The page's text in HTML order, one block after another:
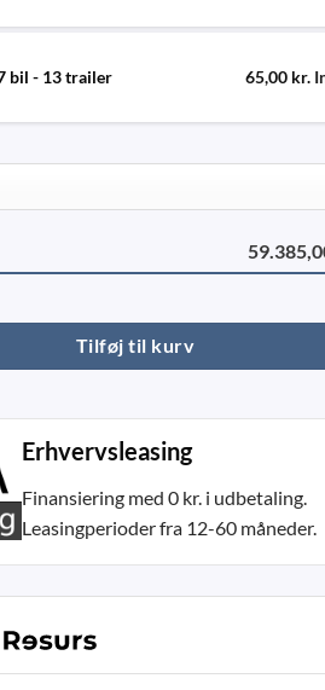
bil - 13 trailer 65,00 kr.
Tilføj til kurv
Erhvervsleasing
Finansiering med 0 kr. i udbetaling.
Leasingperioder fra 12-60 måneder.